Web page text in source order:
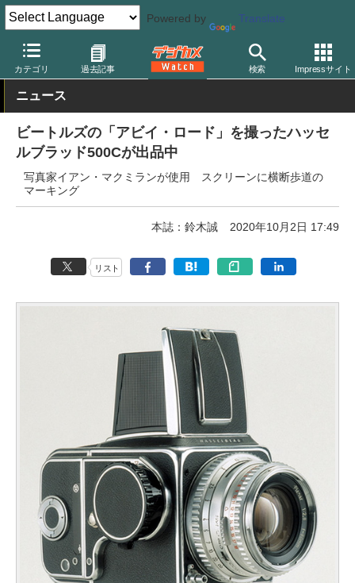
Powered by Translate
カテゴリ 過去記事 検索 Impressサイト
デジカメ Watch フィルム関連 フィルムカメラ その他
ニュース
ビートルズの「アビイ・ロード」を撮ったハッセ
ルブラッド500Cが出品中
写真家イアン・マクミランが使用 スクリーンに横断歩道の
マーキング
本誌：鈴木誠 2020年10月2日 17:49
リスト